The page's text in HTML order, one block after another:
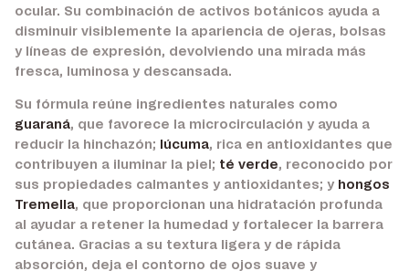
ocular. Su combinación de activos botánicos ayuda a
disminuir visiblemente la apariencia de ojeras, bolsas
y líneas de expresión, devolviendo una mirada más
fresca, luminosa y descansada.
Su fórmula reúne ingredientes naturales como
guaraná, que favorece la microcirculación y ayuda a
reducir la hinchazón;
lúcuma, rica en antioxidantes que
contribuyen a iluminar la piel; té verde, reconocido por
sus propiedades calmantes y antioxidantes; y hongos
Tremella, que proporcionan una hidratación profunda
al ayudar a retener la humedad y fortalecer la barrera
cutánea. Gracias a su textura ligera y de rápida
absorción, deja el contorno de ojos suave y